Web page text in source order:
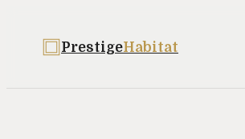
PrestigeHabitat